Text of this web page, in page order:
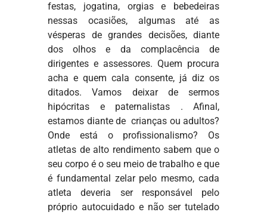
festas, jogatina, orgias e bebedeiras
nessas ocasiões, algumas até as
vésperas de grandes decisões, diante
dos olhos e da complacência de
dirigentes e assessores. Quem procura
acha e quem cala consente, já diz os
ditados. Vamos deixar de sermos
hipócritas e paternalistas . Afinal,
estamos diante de crianças ou adultos?
Onde está o profissionalismo? Os
atletas de alto rendimento sabem que o
seu corpo é o seu meio de trabalho e que
é fundamental zelar pelo mesmo, cada
atleta deveria ser responsável pelo
próprio autocuidado e não ser tutelado